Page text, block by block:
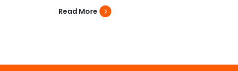
Read More